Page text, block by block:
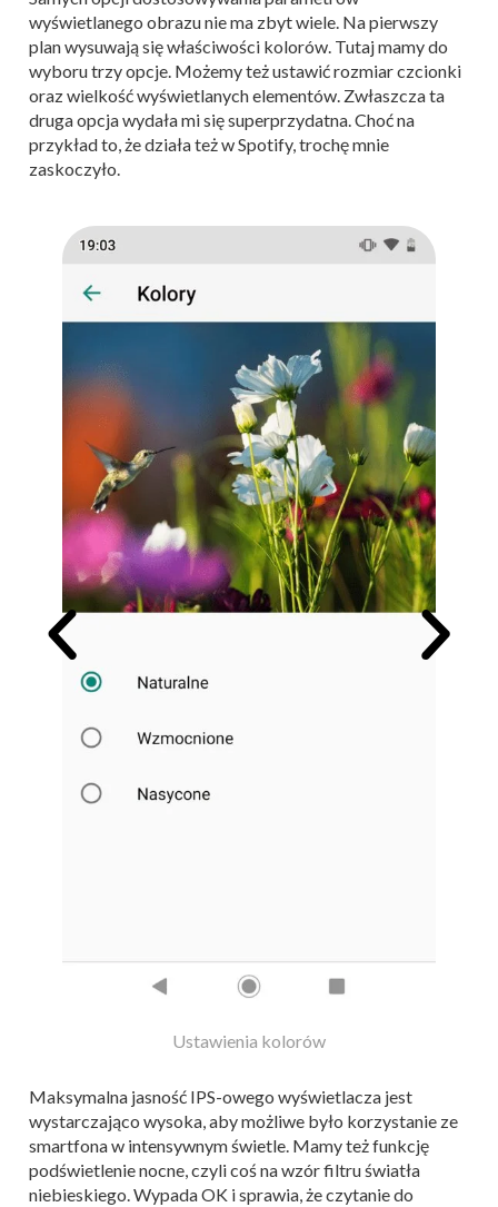
wyświetlanego obrazu nie ma zbyt wiele. Na pierwszy
plan wysuwają się właściwości kolorów. Tutaj mamy do
wyboru trzy opcje. Możemy też ustawić rozmiar czcionki
oraz wielkość wyświetlanych elementów. Zwłaszcza ta
druga opcja wydała mi się superprzydatna. Choć na
przykład to, że działa też w Spotify, trochę mnie
zaskoczyło.
Domyślna czcionka
Maksymalna jasność IPS-owego wyświetlacza jest
wystarczająco wysoka, aby możliwe było korzystanie ze
smartfona w intensywnym świetle. Mamy też funkcję
podświetlenie nocne, czyli coś na wzór filtru światła
niebieskiego. Wypada OK i sprawia, że czytanie do